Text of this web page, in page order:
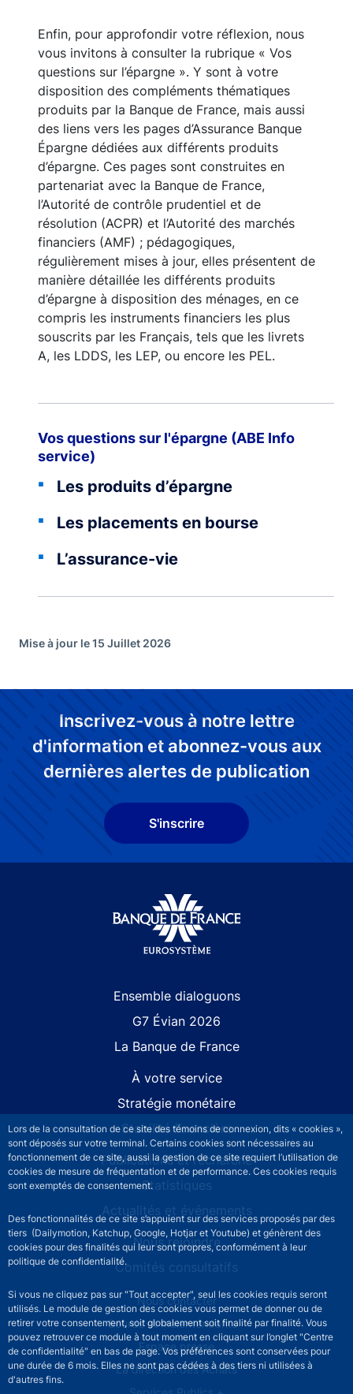
Lors de la consultation de ce site des témoins de connexion, dits « cookies »,
sont déposés sur votre terminal. Certains cookies sont nécessaires au
fonctionnement de ce site, aussi la gestion de ce site requiert l’utilisation de
cookies de mesure de fréquentation et de performance. Ces cookies requis
sont exemptés de consentement.
Des fonctionnalités de ce site s’appuient sur des services proposés par des
tiers (Dailymotion, Katchup, Google, Hotjar et Youtube) et génèrent des
cookies pour des finalités qui leur sont propres, conformément à leur
politique de confidentialité.
Si vous ne cliquez pas sur "Tout accepter", seul les cookies requis seront
utilisés. Le module de gestion des cookies vous permet de donner ou de
retirer votre consentement, soit globalement soit finalité par finalité. Vous
pouvez retrouver ce module à tout moment en cliquant sur l’onglet "Centre
de confidentialité" en bas de page. Vos préférences sont conservées pour
une durée de 6 mois. Elles ne sont pas cédées à des tiers ni utilisées à
d'autres fins.
Enfin, pour approfondir votre réflexion, nous
vous invitons à consulter la rubrique « Vos
questions sur l’épargne ». Y sont à votre
disposition des compléments thématiques
produits par la Banque de France, mais aussi
des liens vers les pages d’Assurance Banque
Épargne dédiées aux différents produits
d’épargne. Ces pages sont construites en
partenariat avec la Banque de France,
l’Autorité de contrôle prudentiel et de
résolution (ACPR) et l’Autorité des marchés
financiers (AMF) ; pédagogiques,
régulièrement mises à jour, elles présentent de
manière détaillée les différents produits
d’épargne à disposition des ménages, en ce
compris les instruments financiers les plus
souscrits par les Français, tels que les livrets
A, les LDDS, les LEP, ou encore les PEL.
Vos questions sur l'épargne (ABE Info
service)
Les produits d’épargne
Les placements en bourse
L’assurance-vie
Mise à jour le 15 Juillet 2026
Inscrivez-vous à notre lettre
d'information et abonnez-vous aux
dernières alertes de publication
S'inscrire
Ensemble dialoguons
G7 Évian 2026
La Banque de France
À votre service
Stratégie monétaire
Stabilité financière
Publications et recherche
Statistiques
Actualités et événements
Nous rejoindre
Comités consultatifs
Footer secondary menuNous contacter
Sourds et malentendants
Espace presse
La direction des Achats